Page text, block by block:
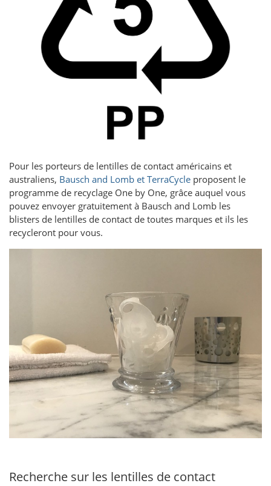
Pour les porteurs de lentilles de contact américains et
australiens, Bausch and Lomb et TerraCycle proposent le
programme de recyclage One by One, grâce auquel vous
pouvez envoyer gratuitement à Bausch and Lomb les
blisters de lentilles de contact de toutes marques et ils les
recycleront pour vous.
Recherche sur les lentilles de contact